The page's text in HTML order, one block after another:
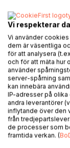
I boken "Den
praktisk og
naturen som
urtemedisin,
kroppen og
sykdommer og
kan praktisere
eller sammen
leve i harmoni
kraft.
Finn ut mer om
Vi respekterar
Vi använder
dem är väsentliga
för att analysera
och för att mäta hur
använder
server-spårning
kan innebära
IP-adresser på olika
andra leverantörer
inflytande över den
från
de processer som
framtida verkan. (